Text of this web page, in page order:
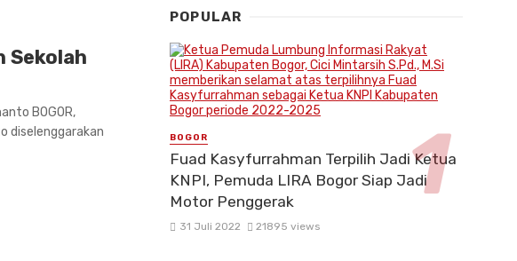
Sekolah
BOGOR,
diselenggarakan
POPULAR
BOGOR
Fuad Kasyfurrahman Terpilih Jadi Ketua
KNPI, Pemuda LIRA Bogor Siap Jadi
Motor Penggerak
31 Juli 2022 21895 views